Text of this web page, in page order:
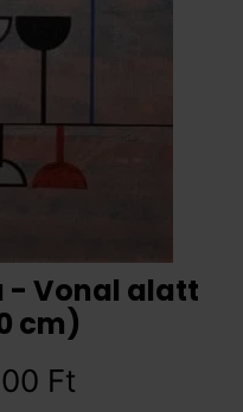
- Vonal alatt
cm)
Ft